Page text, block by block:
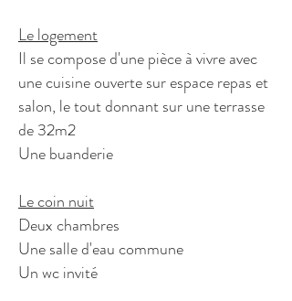
Le logement
Il se compose d'une pièce à vivre avec
une cuisine ouverte sur espace repas et
salon, le tout donnant sur une terrasse
de 32m2
Une buanderie
Le coin nuit
Deux chambres
Une salle d'eau commune
Un wc invité